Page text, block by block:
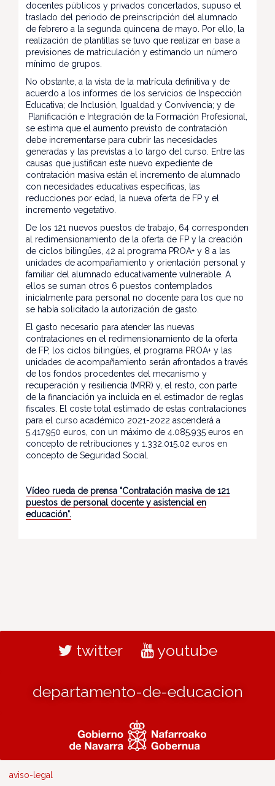
docentes públicos y privados concertados, supuso el
traslado del periodo de preinscripción del alumnado
de febrero a la segunda quincena de mayo. Por ello, la
realización de plantillas se tuvo que realizar en base a
previsiones de matriculación y estimando un número
mínimo de grupos.
No obstante, a la vista de la matrícula definitiva y de
acuerdo a los informes de los servicios de Inspección
Educativa; de Inclusión, Igualdad y Convivencia; y de
Planificación e Integración de la Formación Profesional,
se estima que el aumento previsto de contratación
debe incrementarse para cubrir las necesidades
generadas y las previstas a lo largo del curso. Entre las
causas que justifican este nuevo expediente de
contratación masiva están el incremento de alumnado
con necesidades educativas específicas, las
reducciones por edad, la nueva oferta de FP y el
incremento vegetativo.
De los 121 nuevos puestos de trabajo, 64 corresponden
al redimensionamiento de la oferta de FP y la creación
de ciclos bilingües, 42 al programa PROA+ y 8 a las
unidades de acompañamiento y orientación personal y
familiar del alumnado educativamente vulnerable. A
ellos se suman otros 6 puestos contemplados
inicialmente para personal no docente para los que no
se había solicitado la autorización de gasto.
El gasto necesario para atender las nuevas
contrataciones en el redimensionamiento de la oferta
de FP, los ciclos bilingües, el programa PROA+ y las
unidades de acompañamiento serán afrontados a través
de los fondos procedentes del mecanismo y
recuperación y resiliencia (MRR) y, el resto, con parte
de la financiación ya incluida en el estimador de reglas
fiscales. El coste total estimado de estas contrataciones
para el curso académico 2021-2022 ascenderá a
5.417.950 euros, con un máximo de 4.085.935 euros en
concepto de retribuciones y 1.332.015.02 euros en
concepto de Seguridad Social.
Vídeo rueda de prensa "Contratación masiva de 121
puestos de personal docente y asistencial en
educación".
twitter youtube
departamento-de-educacion
aviso-legal